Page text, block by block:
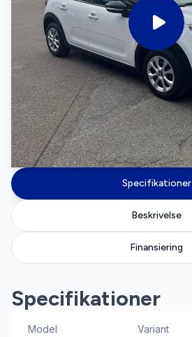
Specifikationer
Beskrivelse
Finansiering
Specifikationer
Model Variant